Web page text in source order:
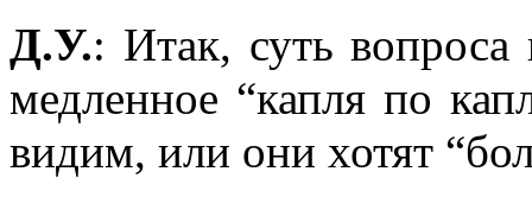
Д.У.: Итак, суть вопроса
медленное “капля по
видим, или они хотят